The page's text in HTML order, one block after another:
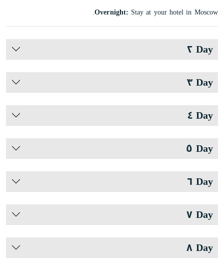
Overnight: Stay at your hotel in Moscow.
Day ٢
Day ٣
Day ٤
Day ٥
Day ٦
Day ٧
Day ٨